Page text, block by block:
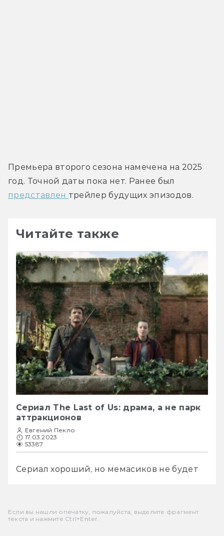
Премьера второго сезона намечена на 2025
представлен трейлер будущих эпизодов.
Читайте также
Сериал The Last of Us: драма, а не парк
аттракционов
Евгений Пекло
17.03.2023
53387
Сериал хороший, но мемасиков не будет
Если вы нашли опечатку, пожалуйста, выделите фрагмент
текста и нажмите Ctrl+Enter.